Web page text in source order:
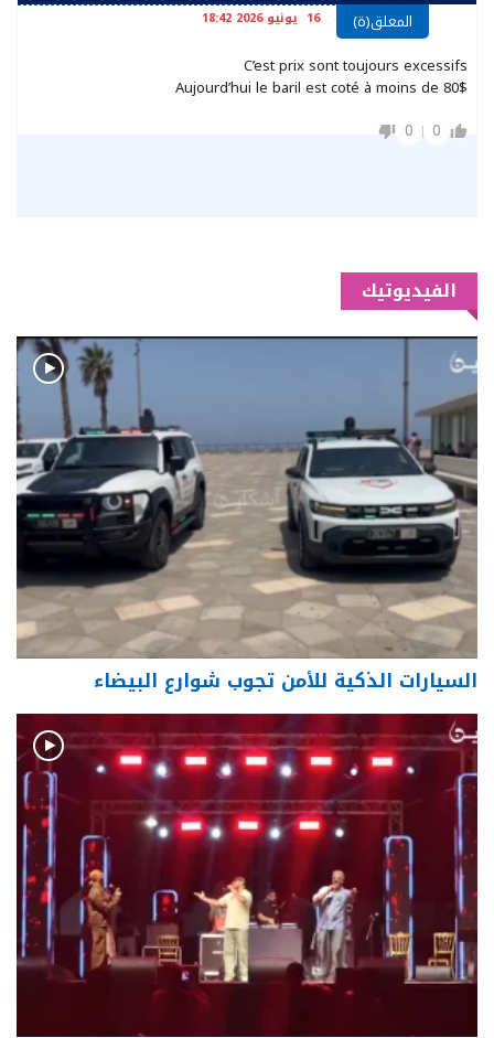
المعلق(ة) 16 يونيو 2026 18:42
C’est prix sont toujours excessifs
Aujourd’hui le baril est coté à moins de 80$
0
0
الفيديوتيك
السيارات الذكية للأمن تجوب شوارع البيضاء